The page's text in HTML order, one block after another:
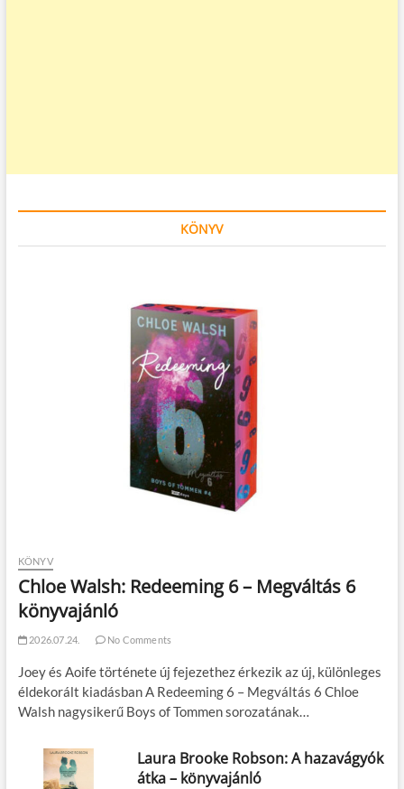
KÖNYV
KÖNYV
Chloe Walsh: Redeeming 6 – Megváltás 6
könyvajánló
2026.07.24. No Comments
Joey és Aoife története új fejezethez érkezik az új, különleges
éldekorált kiadásban A Redeeming 6 – Megváltás 6 Chloe
Walsh nagysikerű Boys of Tommen sorozatának…
Laura Brooke Robson: A hazavágyók
átka – könyvajánló